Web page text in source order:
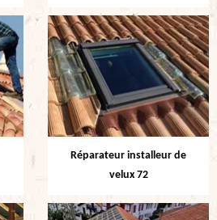
Réparateur installeur de
velux 72